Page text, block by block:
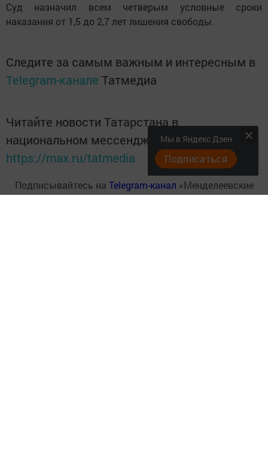
Суд назначил всем четверым условные сроки
наказания от 1,5 до 2,7 лет лишения свободы.
Следите за самым важным и интересным в
Telegram-канале Татмедиа
Читайте новости Татарстана в
национальном мессенджере MАХ:
https://max.ru/tatmedia
Подписывайтесь на Telegram-канал «Менделеевские
новости»
Мы в Яндекс Дзен
Подписаться